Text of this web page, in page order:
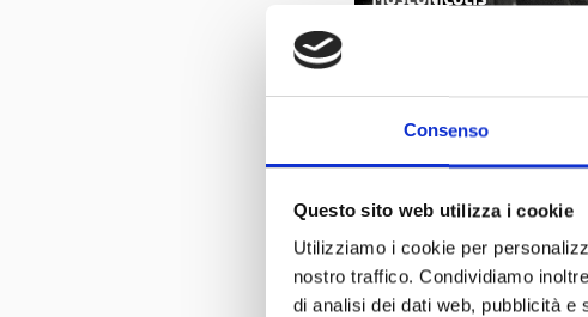
Consenso
Questo sito web utilizza i cookie
Utilizziamo i cookie per
nostro traffico. Condividiamo
di analisi dei dati web, pubblicità e